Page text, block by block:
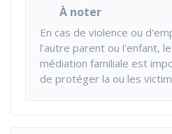
À noter
En cas de violence ou
l'autre parent ou l'enfant,
médiation familiale est
de protéger la ou les